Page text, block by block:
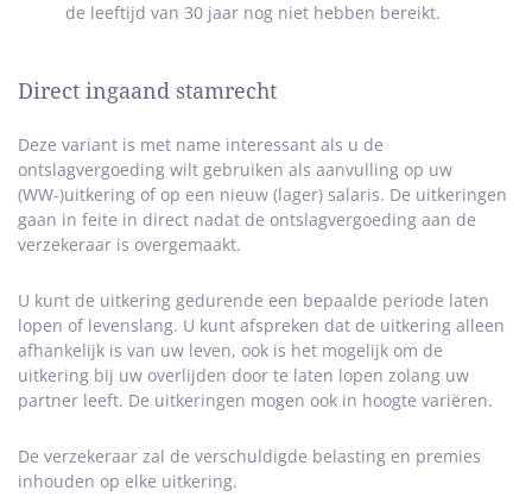
de leeftijd van 30 jaar nog niet hebben bereikt.
Direct ingaand stamrecht
Deze variant is met name interessant als u de
ontslagvergoeding wilt gebruiken als aanvulling op uw
(WW-)uitkering of op een nieuw (lager) salaris. De uitkeringen
gaan in feite in direct nadat de ontslagvergoeding aan de
verzekeraar is overgemaakt.
U kunt de uitkering gedurende een bepaalde periode laten
lopen of levenslang. U kunt afspreken dat de uitkering alleen
afhankelijk is van uw leven, ook is het mogelijk om de
uitkering bij uw overlijden door te laten lopen zolang uw
partner leeft. De uitkeringen mogen ook in hoogte variëren.
De verzekeraar zal de verschuldigde belasting en premies
inhouden op elke uitkering.